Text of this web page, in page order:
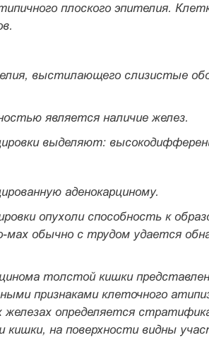
плоского эпителия.
высти­лающего слизистые
яв­ляется наличие желез.
выде­ляют:
аденокарциному.
опу­холи способность к
мах обычно с трудом удается
толстой кишки
признаками клеточного
определя­ется
на поверхности видны